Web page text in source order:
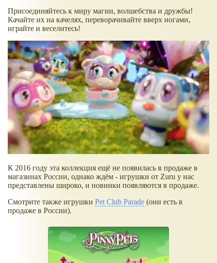
Присоединяйтесь к миру магии, волшебства и дружбы!
Качайте их на качелях, переворачивайте вверх ногами,
играйте и веселитесь!
К 2016 году эта коллекция ещё не появилась в продаже в
магазинах России, однако ждём - игрушки от Zuru у нас
представлены широко, и новинки появляются в продаже.
Смотрите также игрушки Pet Club Parade (они есть в
продаже в России).